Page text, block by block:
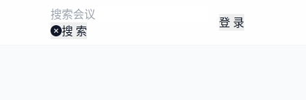
搜 索
登 录